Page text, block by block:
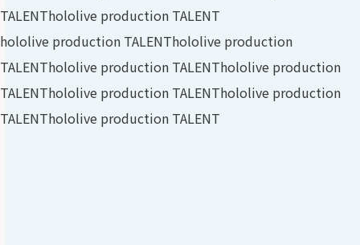
TALENThololive production TALENT
hololive production TALENThololive production
TALENThololive production TALENThololive production
TALENThololive production TALENThololive production
TALENThololive production TALENT